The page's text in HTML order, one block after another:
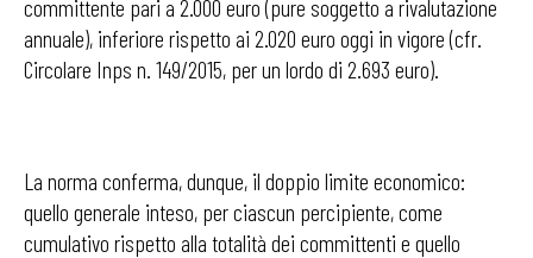
committente pari a 2.000 euro (pure soggetto a rivalutazione
annuale), inferiore rispetto ai 2.020 euro oggi in vigore (cfr.
Circolare Inps n. 149/2015, per un lordo di 2.693 euro).
La norma conferma, dunque, il doppio limite economico:
quello generale inteso, per ciascun percipiente, come
cumulativo rispetto alla totalità dei committenti e quello